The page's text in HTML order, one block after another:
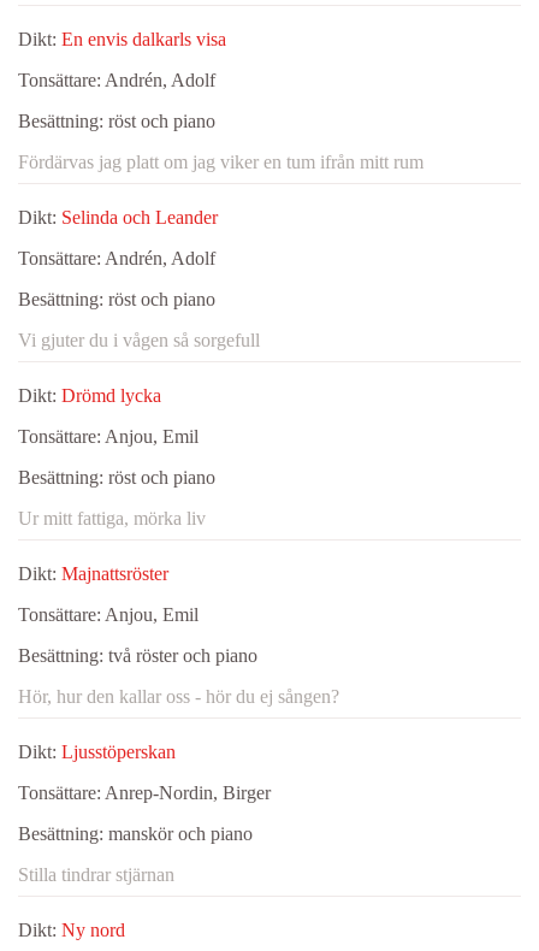
Dikt: En envis dalkarls visa
Tonsättare: Andrén, Adolf
Besättning: röst och piano
Fördärvas jag platt om jag viker en tum ifrån mitt rum
Dikt: Selinda och Leander
Tonsättare: Andrén, Adolf
Besättning: röst och piano
Vi gjuter du i vågen så sorgefull
Dikt: Drömd lycka
Tonsättare: Anjou, Emil
Besättning: röst och piano
Ur mitt fattiga, mörka liv
Dikt: Majnattsröster
Tonsättare: Anjou, Emil
Besättning: två röster och piano
Hör, hur den kallar oss - hör du ej sången?
Dikt: Ljusstöperskan
Tonsättare: Anrep-Nordin, Birger
Besättning: manskör och piano
Stilla tindrar stjärnan
Dikt: Ny nord